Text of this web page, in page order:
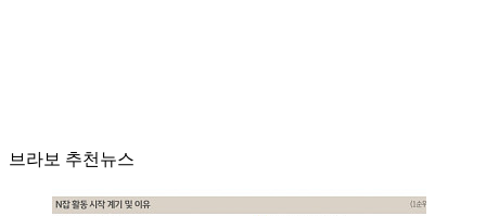
브라보 추천뉴스